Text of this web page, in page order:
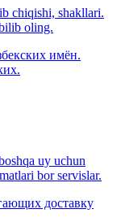
chiqishi, shakllari.
oling.
имён.
uy uchun
bor servislar.
доставку